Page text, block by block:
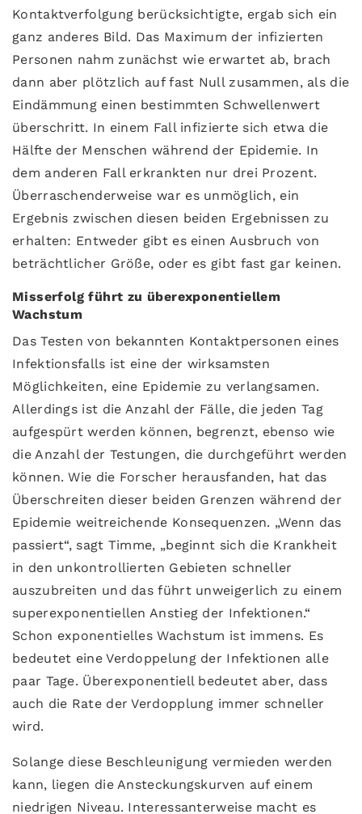
Kontaktverfolgung berücksichtigte, ergab sich ein
ganz anderes Bild. Das Maximum der infizierten
Personen nahm zunächst wie erwartet ab, brach
dann aber plötzlich auf fast Null zusammen, als die
Eindämmung einen bestimmten Schwellenwert
überschritt. In einem Fall infizierte sich etwa die
Hälfte der Menschen während der Epidemie. In
dem anderen Fall erkrankten nur drei Prozent.
Überraschenderweise war es unmöglich, ein
Ergebnis zwischen diesen beiden Ergebnissen zu
erhalten: Entweder gibt es einen Ausbruch von
beträchtlicher Größe, oder es gibt fast gar keinen.
Misserfolg führt zu überexponentiellem
Wachstum
Das Testen von bekannten Kontaktpersonen eines
Infektionsfalls ist eine der wirksamsten
Möglichkeiten, eine Epidemie zu verlangsamen.
Allerdings ist die Anzahl der Fälle, die jeden Tag
aufgespürt werden können, begrenzt, ebenso wie
die Anzahl der Testungen, die durchgeführt werden
können. Wie die Forscher herausfanden, hat das
Überschreiten dieser beiden Grenzen während der
Epidemie weitreichende Konsequenzen. „Wenn das
passiert“, sagt Timme, „beginnt sich die Krankheit
in den unkontrollierten Gebieten schneller
auszubreiten und das führt unweigerlich zu einem
superexponentiellen Anstieg der Infektionen.“
Schon exponentielles Wachstum ist immens. Es
bedeutet eine Verdoppelung der Infektionen alle
paar Tage. Überexponentiell bedeutet aber, dass
auch die Rate der Verdopplung immer schneller
wird.
Solange diese Beschleunigung vermieden werden
kann, liegen die Ansteckungskurven auf einem
niedrigen Niveau. Interessanterweise macht es